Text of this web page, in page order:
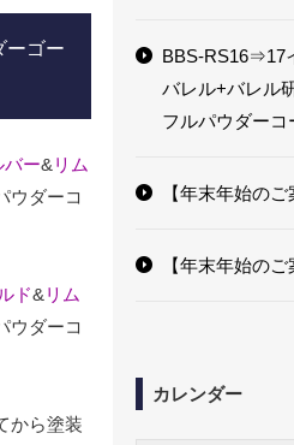
ーゴー
ー& リム
ウダーコ
ド& リム
ウダーコ
から塗装
BBS-RS16⇒17
バレル+バレル
フルパウダーコ
【年末年始のご
【年末年始のご
カレンダー